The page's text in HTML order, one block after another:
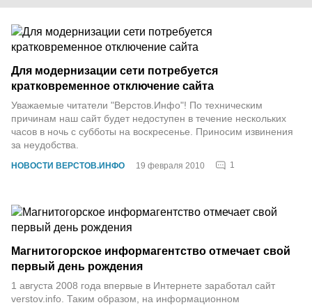
НОВОСТИ ВЕРСТОВ.ИНФО 19 февраля 2010 1
Для модернизации сети потребуется
кратковременное отключение сайта
Уважаемые читатели "Верстов.Инфо"! По техническим
причинам наш сайт будет недоступен в течение нескольких
часов в ночь с субботы на воскресенье. Приносим извинения
за неудобства.
Магнитогорское информагентство отмечает свой
первый день рождения
1 августа 2008 года впервые в Интернете заработал сайт
verstov.info. Таким образом, на информационном